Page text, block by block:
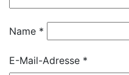
Name *
E-Mail-Adresse *